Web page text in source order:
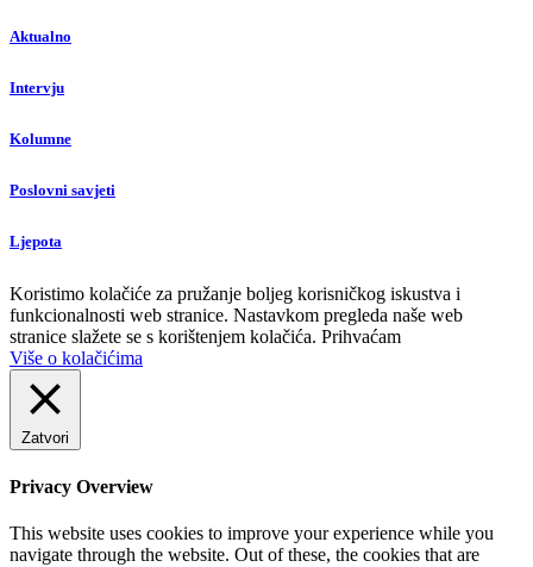
Aktualno
Intervju
Kolumne
Poslovni savjeti
Ljepota
Koristimo kolačiće za pružanje boljeg korisničkog iskustva i
funkcionalnosti web stranice. Nastavkom pregleda naše web
stranice slažete se s korištenjem kolačića. Prihvaćam
Više o kolačićima
Zatvori
Privacy Overview
This website uses cookies to improve your experience while you
navigate through the website. Out of these, the cookies that are